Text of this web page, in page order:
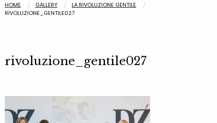
HOME GALLERY
LA RIVOLUZIONE GENTILE
RIVOLUZIONE_GENTILE027
rivoluzione_gentile027